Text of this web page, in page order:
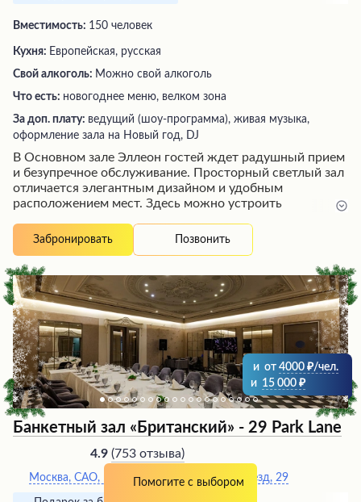
Вместимость: 150 человек
Кухня: Европейская, русская
Свой алкоголь: Можно свой алкоголь
Что есть: новогоднее меню, велком зона
За доп. плату: ведущий (шоу-программа), живая музыка,
оформление зала на Новый год, DJ
В Основном зале Эллеон гостей ждет радушный прием
и безупречное обслуживание. Просторный светлый зал
отличается элегантным дизайном и удобным
расположением мест. Здесь можно устроить
демонстрации слайдов, видеороликов и караоке на
большом экране. Разнообразное банкетное меню
порадует изысканными блюдами на любой вкус.
Вежливый и предупредительный персонал
внимательно следит за тем, чтобы у гостей всегда было
достаточно еды и напитков. За организацию торжества
отвечает профессиональная команда под чутким
руководством администратора.
Забронировать Позвонить
и от 4000
/чел.
и 15 000
Банкетный зал «Британский» - 29 Park Lane
4.9 (753 отзыва)
Москва, САО, Петровско-разумовский проезд, 29
Помогите с выбором